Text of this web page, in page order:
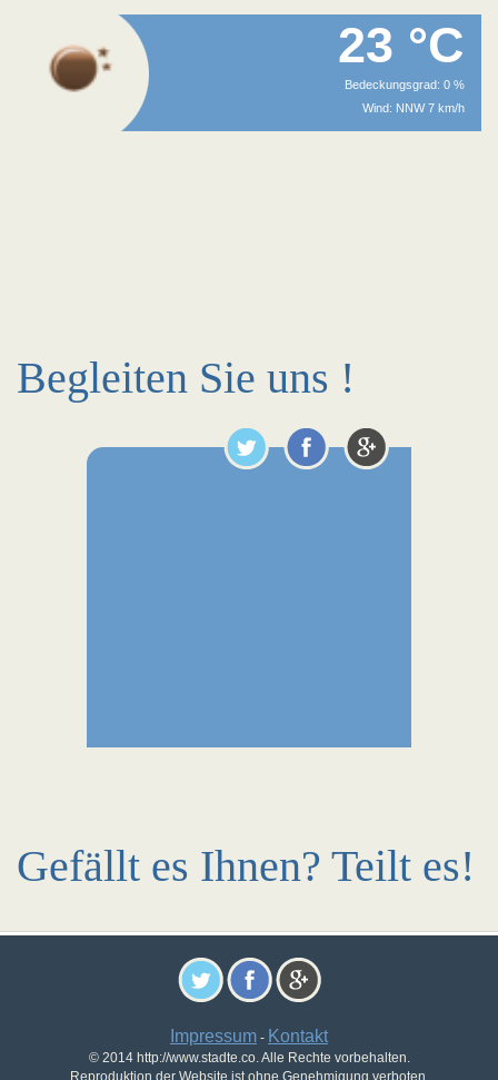
23 °C
Bedeckungsgrad: 0 %
Wind: NNW 7 km/h
Begleiten Sie uns !
Gefällt es Ihnen? Teilt es!
Impressum - Kontakt
© 2014 http://www.stadte.co. Alle Rechte vorbehalten.
Reproduktion der Website ist ohne Genehmigung verboten.